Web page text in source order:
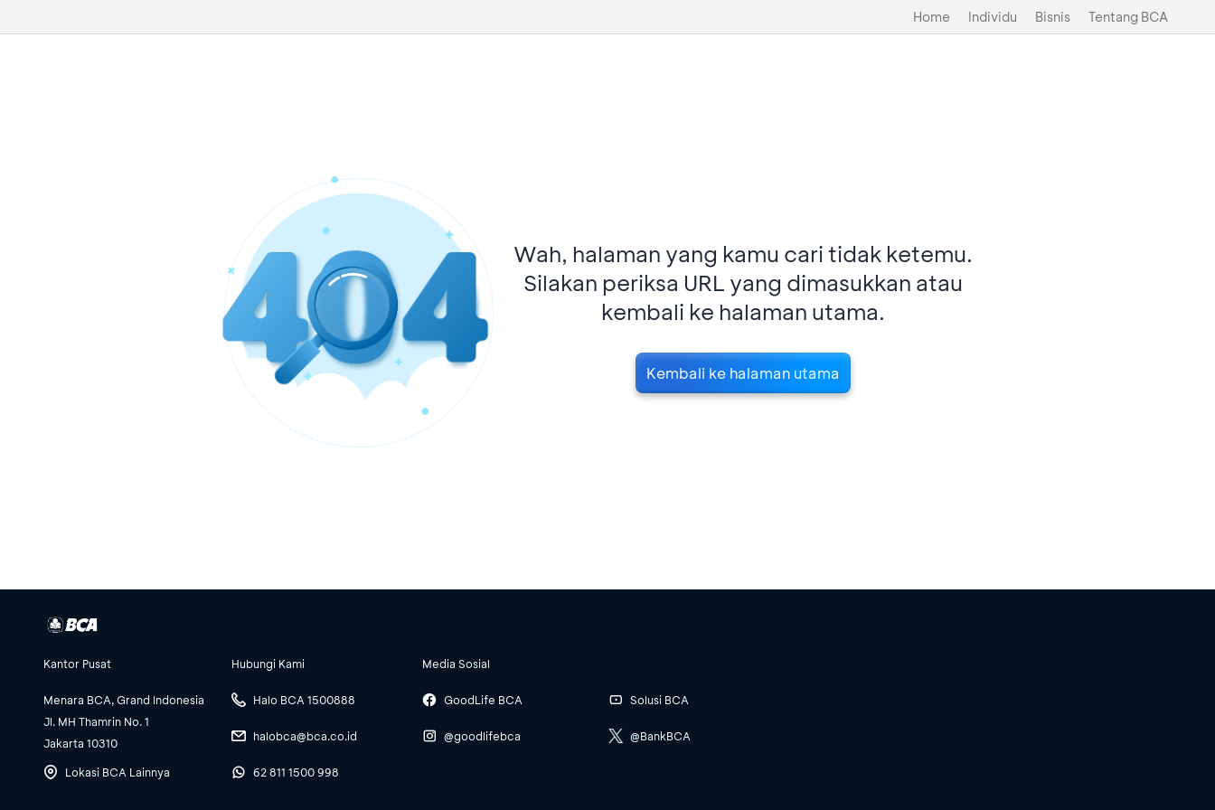
Home Individu Bisnis Tentang BCA
Wah, halaman yang kamu cari tidak ketemu.
Silakan periksa URL yang dimasukkan atau
kembali ke halaman utama.
Kembali ke halaman utama
Kantor Pusat
Menara BCA, Grand Indonesia
Jl. MH Thamrin No. 1
Jakarta 10310
Lokasi BCA Lainnya
Hubungi Kami
Halo BCA 1500888
halobca@bca.co.id
62 811 1500 998
Media Sosial
GoodLife BCA
@goodlifebca
Solusi BCA
@BankBCA